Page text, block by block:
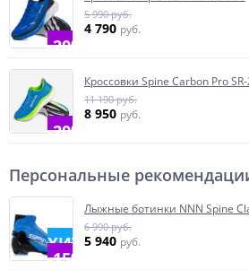
-20%
5 990 руб.
4 790 руб.
-20%
Кроссовки Spine Carbon Pro
11 190 руб.
8 950 руб.
Персональные
ХИТ
-15%
Лыжные ботинки NNN Spine
6 990 руб.
5 940 руб.